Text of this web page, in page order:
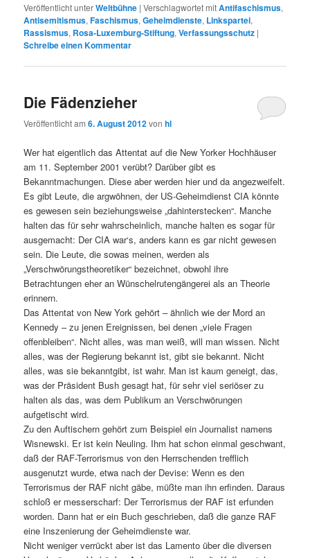
Veröffentlicht unterWeltbühne |Verschlagwortet mitAntifaschismus,
Antisemitismus,Faschismus,Geheimdienste, Linkspartei,
Rassismus, Rosa-Luxemburg-Stiftung,Verfassungsschutz |
Schreibe einen Kommentar
Die Fädenzieher
Veröffentlicht am6. August 2012vonhl
Wer hat eigentlich das Attentat auf die New Yorker Hochhäuser
am 11. September 2001 verübt? Darüber gibt es
Bekanntmachungen. Diese aber werden hier und da angezweifelt.
Es gibt Leute, die argwöhnen, der US-Geheimdienst CIA könnte
es gewesen sein beziehungsweise „dahinterstecken“. Manche
halten das für sehr wahrscheinlich, manche halten es sogar für
ausgemacht: Der CIA war‘s, anders kann es gar nicht gewesen
sein. Die Leute, die sowas meinen, werden als
„Verschwörungstheoretiker“ bezeichnet, obwohl ihre
Betrachtungen eher an Wünschelrutengängerei als an Theorie
erinnern.
Das Attentat von New York gehört – ähnlich wie der Mord an
Kennedy – zu jenen Ereignissen, bei denen „viele Fragen
offenbleiben“. Nicht alles, was man weiß, will man wissen. Nicht
alles, was der Regierung bekannt ist, gibt sie bekannt. Nicht
alles, was sie bekanntgibt, ist wahr. Man ist kaum geneigt, das,
was der Präsident Bush gesagt hat, für sehr viel seriöser zu
halten als das, was dem Publikum an Verschwörungen
aufgetischt wird.
Zu den Auftischern gehört zum Beispiel ein Journalist namens
Wisnewski. Er ist kein Neuling. Ihm hat schon einmal geschwant,
daß der RAF-Terrorismus von den Herrschenden trefflich
ausgenutzt wurde, etwa nach der Devise: Wenn es den
Terrorismus der RAF nicht gäbe, müßte man ihn erfinden. Daraus
schloß er messerscharf: Der Terrorismus der RAF ist erfunden
worden. Dann hat er ein Buch geschrieben, daß die ganze RAF
eine Inszenierung der Geheimdienste war.
Nicht weniger verrückt aber ist das Lamento über die diversen